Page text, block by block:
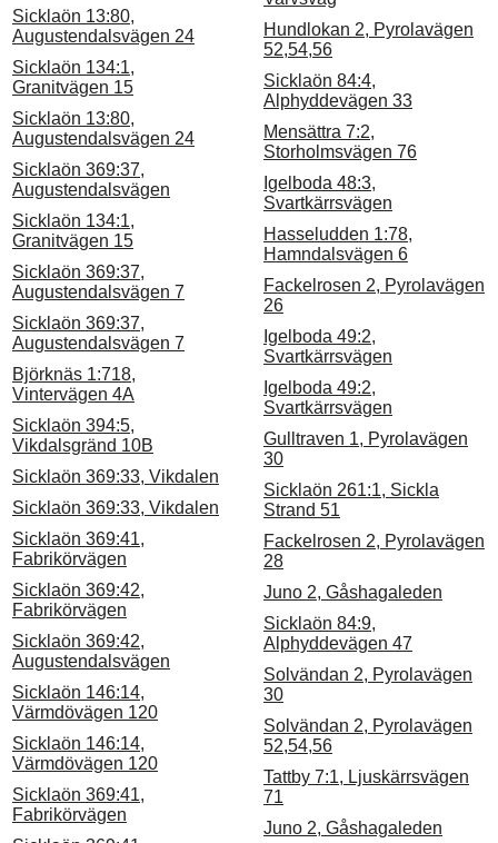
Sicklaön 13:80,
Augustendalsvägen 24
Sicklaön 134:1,
Granitvägen 15
Sicklaön 13:80,
Augustendalsvägen 24
Sicklaön 369:37,
Augustendalsvägen
Sicklaön 134:1,
Granitvägen 15
Sicklaön 369:37,
Augustendalsvägen 7
Sicklaön 369:37,
Augustendalsvägen 7
Björknäs 1:718,
Vintervägen 4A
Sicklaön 394:5,
Vikdalsgränd 10B
Sicklaön 369:33, Vikdalen
Sicklaön 369:33, Vikdalen
Sicklaön 369:41,
Fabrikörvägen
Sicklaön 369:42,
Fabrikörvägen
Sicklaön 369:42,
Augustendalsvägen
Sicklaön 146:14,
Värmdövägen 120
Sicklaön 146:14,
Värmdövägen 120
Sicklaön 369:41,
Fabrikörvägen
Hundlokan 2, Pyrolavägen
52,54,56
Sicklaön 84:4,
Alphyddevägen 33
Mensättra 7:2,
Storholmsvägen 76
Igelboda 48:3,
Svartkärrsvägen
Hasseludden 1:78,
Hamndalsvägen 6
Fackelrosen 2, Pyrolavägen
26
Igelboda 49:2,
Svartkärrsvägen
Igelboda 49:2,
Svartkärrsvägen
Gulltraven 1, Pyrolavägen
30
Sicklaön 261:1, Sickla
Strand 51
Fackelrosen 2, Pyrolavägen
28
Juno 2, Gåshagaleden
Sicklaön 84:9,
Alphyddevägen 47
Solvändan 2, Pyrolavägen
30
Solvändan 2, Pyrolavägen
52,54,56
Tattby 7:1, Ljuskärrsvägen
71
Juno 2, Gåshagaleden